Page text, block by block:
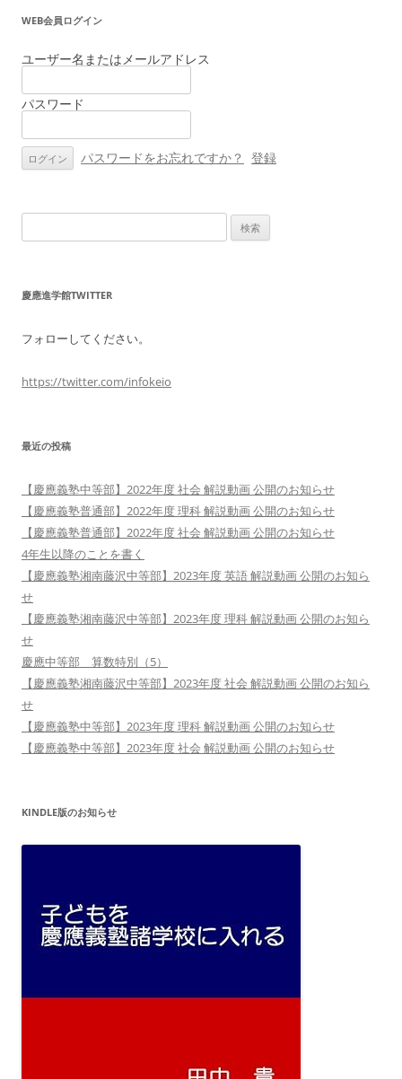
ー
シ
ン
WEB会員ログイン
ユーザー名またはメールアドレス
パスワード
パスワードをお忘れですか？ 登録
索:
慶應進学館TWITTER
フォローしてください。
https://twitter.com/infokeio
最近の投稿
【慶應義塾中等部】2022年度 社会 解説動画 公開のお知らせ
【慶應義塾普通部】2022年度 理科 解説動画 公開のお知らせ
【慶應義塾普通部】2022年度 社会 解説動画 公開のお知らせ
4年生以降のことを書く
【慶應義塾湘南藤沢中等部】2023年度 英語 解説動画 公開のお知ら
せ
【慶應義塾湘南藤沢中等部】2023年度 理科 解説動画 公開のお知ら
せ
慶應中等部 算数特別（5）
【慶應義塾湘南藤沢中等部】2023年度 社会 解説動画 公開のお知ら
せ
【慶應義塾中等部】2023年度 理科 解説動画 公開のお知らせ
【慶應義塾中等部】2023年度 社会 解説動画 公開のお知らせ
KINDLE版のお知らせ